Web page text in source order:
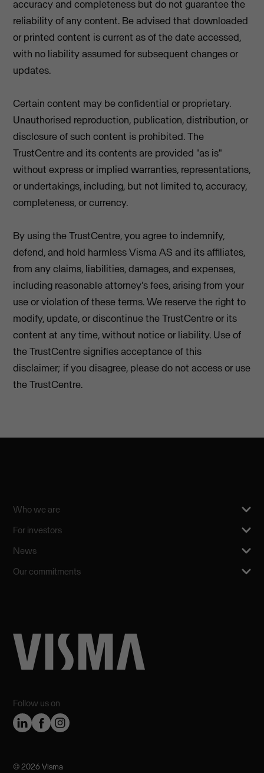
accuracy and completeness but do not guarantee the
reliability of any content. Be advised that downloaded
or printed content is current as of the date accessed,
with no liability assumed for subsequent changes or
updates.
Certain content may be confidential or proprietary.
Unauthorised reproduction, publication, distribution, or
disclosure of such content is prohibited. The
TrustCentre and its contents are provided "as is"
without express or implied warranties, representations,
or undertakings, including, but not limited to, accuracy,
completeness, or currency.
By using the TrustCentre, you agree to indemnify,
defend, and hold harmless Visma AS and its affiliates,
from any claims, liabilities, damages, and expenses,
including reasonable attorney's fees, arising from your
use or violation of these terms. We reserve the right to
modify, update, or discontinue the TrustCentre or its
content at any time, without notice or liability. Use of
the TrustCentre signifies acceptance of this
disclaimer; if you disagree, please do not access or use
the TrustCentre.
Follow us on
Who we are
For investors
News
Our commitments
©️ 2026 Visma